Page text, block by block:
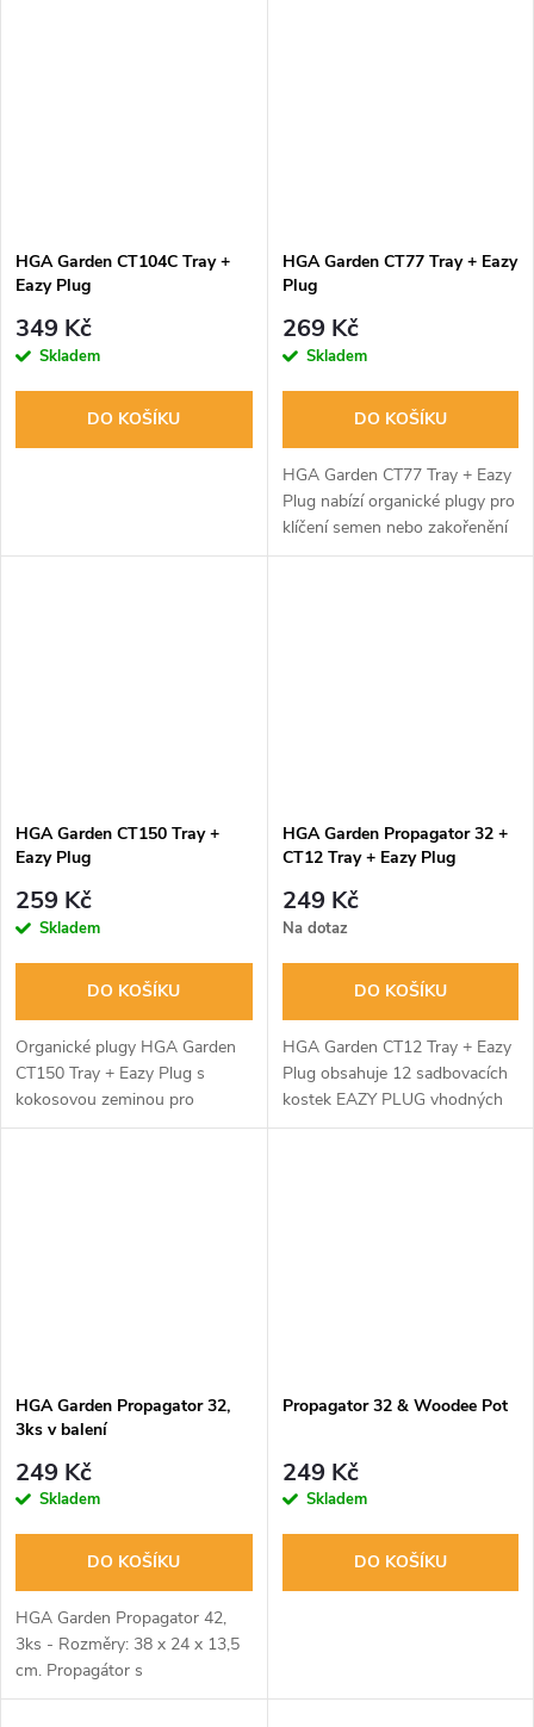
HGA Garden CT104C Tray +
Eazy Plug
349 Kč
Skladem
DO KOŠÍKU
HGA Garden CT77 Tray + Eazy
Plug
269 Kč
Skladem
DO KOŠÍKU
HGA Garden CT77 Tray + Eazy
Plug nabízí organické plugy pro
klíčení semen nebo zakořenění
řízků. Mají skvělou absorpční
HGA Garden CT150 Tray +
Eazy Plug
259 Kč
Skladem
DO KOŠÍKU
Organické plugy HGA Garden
CT150 Tray + Eazy Plug s
kokosovou zeminou pro
optimální klíčení semen a
HGA Garden Propagator 32 +
CT12 Tray + Eazy Plug
249 Kč
Na dotaz
DO KOŠÍKU
HGA Garden CT12 Tray + Eazy
Plug obsahuje 12 sadbovacích
kostek EAZY PLUG vhodných
do skleníčku EAZY PLUG.
HGA Garden Propagator 32,
3ks v balení
249 Kč
Skladem
DO KOŠÍKU
HGA Garden Propagator 42,
3ks - Rozměry: 38 x 24 x 13,5
cm. Propagátor s
nepromokavou spodní částí,
Propagator 32 & Woodee Pot
249 Kč
Skladem
DO KOŠÍKU